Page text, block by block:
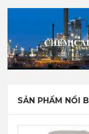
SẢN PHẨM NỔI